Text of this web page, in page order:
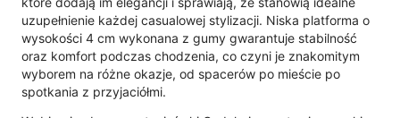
uzupełnienie każdej casualowej stylizacji. Niska platforma o
wysokości 4 cm wykonana z gumy gwarantuje stabilność
oraz komfort podczas chodzenia, co czyni je znakomitym
wyborem na różne okazje, od spacerów po mieście po
spotkania z przyjaciółmi.